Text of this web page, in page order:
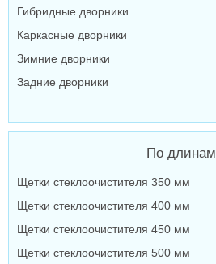
Гибридные дворники
Каркасные дворники
Зимние дворники
Задние дворники
По длинам
Щетки стеклоочистителя 350 мм
Щетки стеклоочистителя 400 мм
Щетки стеклоочистителя 450 мм
Щетки стеклоочистителя 500 мм